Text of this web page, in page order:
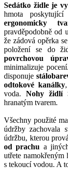
Sedátko židle je
hmota
ergonomicky
pravděpodobně od
že zádová opěrka
položení se do
povrchovou
minimalizuje
disponuje
odtokové kanálky
voda. Nohy židlí
hranatým tvarem.
Všechny použité
údržby zachovala
údržbu, kterou
od prachu a
utřete namokřeným
s tekoucí vodou. A